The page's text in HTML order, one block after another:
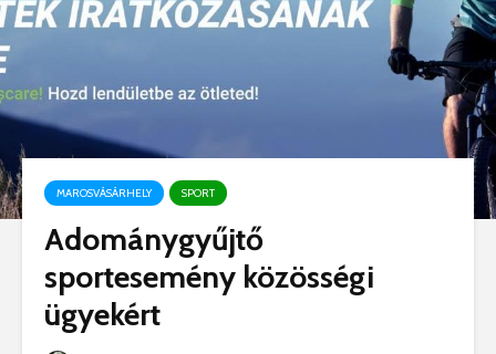
MAROSVÁSÁRHELY SPORT
Adománygyűjtő
sportesemény közösségi
ügyekért